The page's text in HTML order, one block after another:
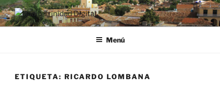
Saltar
al
contenido
RADIO TRINIDAD DIGITAL
Desde la Ciudad Museo del Caribe
Menú
ETIQUETA: RICARDO LOMBANA